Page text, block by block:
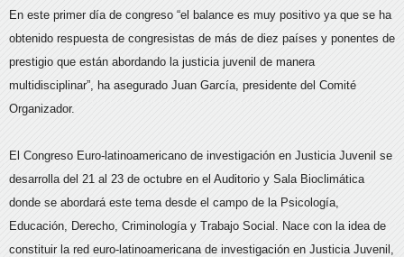
En este primer día de congreso “el balance es muy positivo ya que se ha
obtenido respuesta de congresistas de más de diez países y ponentes de
prestigio que están abordando la justicia juvenil de manera
multidisciplinar”, ha asegurado Juan García, presidente del Comité
Organizador.
El Congreso Euro-latinoamericano de investigación en Justicia Juvenil se
desarrolla del 21 al 23 de octubre en el Auditorio y Sala Bioclimática
donde se abordará este tema desde el campo de la Psicología,
Educación, Derecho, Criminología y Trabajo Social. Nace con la idea de
constituir la red euro-latinoamericana de investigación en Justicia Juvenil,